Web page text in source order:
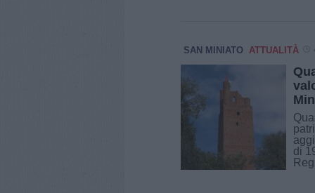
SAN MINIATO ATTUALITÀ
di